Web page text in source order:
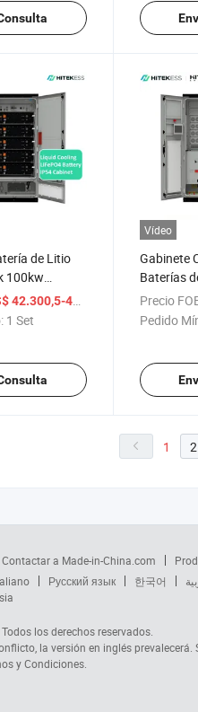
Gabinete
de Litio
100kw
con
y
42.300,5-49.991,5
/ Set
1 Set
Vídeo
Gabinete
Baterías
con
Precio
Pedido
1 2
Contactar a Made-in-China.com
Русский язык 한국어
Todos los derechos reservados.
la versión en inglés
y Condiciones.